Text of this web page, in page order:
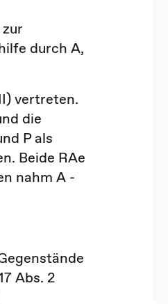
durch A,
vertreten.
die
P als
Beide RAe
nahm A -
Abs. 2